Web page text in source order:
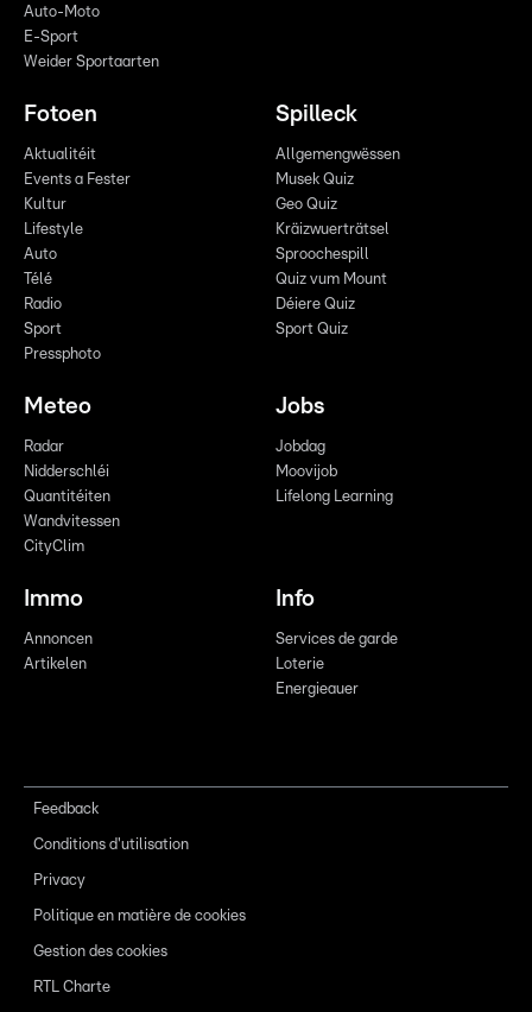
Auto-Moto
E-Sport
Weider Sportaarten
Fotoen
Aktualitéit
Events a Fester
Kultur
Lifestyle
Auto
Télé
Radio
Sport
Pressphoto
Spilleck
Allgemengwëssen
Musek Quiz
Geo Quiz
Kräizwuerträtsel
Sproochespill
Quiz vum Mount
Déiere Quiz
Sport Quiz
Meteo
Radar
Nidderschléi
Quantitéiten
Wandvitessen
CityClim
Jobs
Jobdag
Moovijob
Lifelong Learning
Immo
Annoncen
Artikelen
Info
Services de garde
Loterie
Energieauer
Feedback
Conditions d'utilisation
Privacy
Politique en matière de cookies
Gestion des cookies
RTL Charte